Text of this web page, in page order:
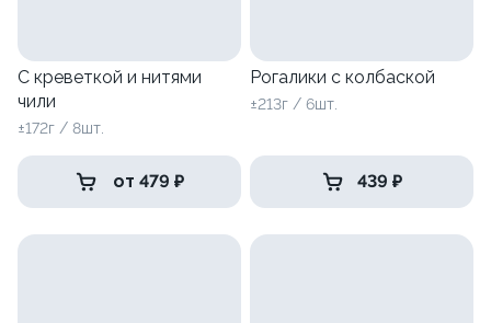
С креветкой и нитями
чили
±172г / 8шт.
от 479 ₽
Рогалики с колбаской
±213г / 6шт.
439 ₽